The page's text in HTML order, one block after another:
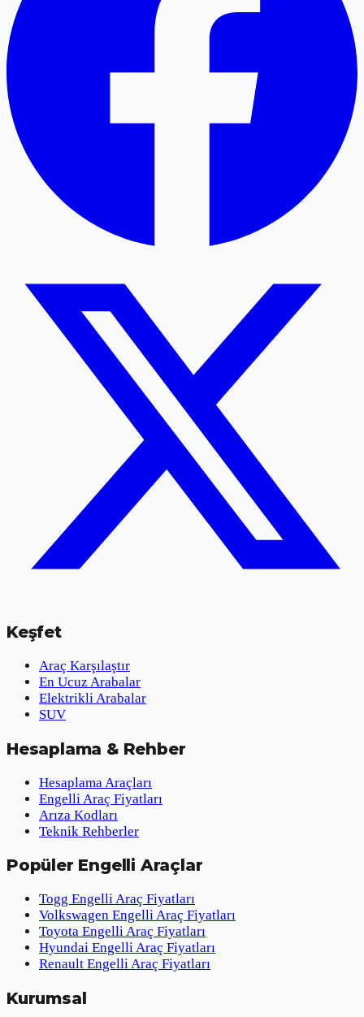
Keşfet
Araç Karşılaştır
En Ucuz Arabalar
Elektrikli Arabalar
SUV
Hesaplama & Rehber
Hesaplama Araçları
Engelli Araç Fiyatları
Arıza Kodları
Teknik Rehberler
Popüler Engelli Araçlar
Togg Engelli Araç Fiyatları
Volkswagen Engelli Araç Fiyatları
Toyota Engelli Araç Fiyatları
Hyundai Engelli Araç Fiyatları
Renault Engelli Araç Fiyatları
Kurumsal